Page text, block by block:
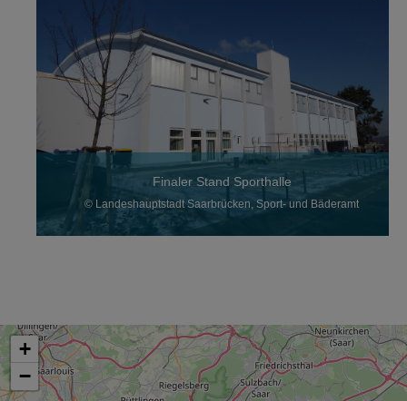
Finaler Stand Sporthalle
© Landeshauptstadt Saarbrücken, Sport- und Bäderamt
+
−